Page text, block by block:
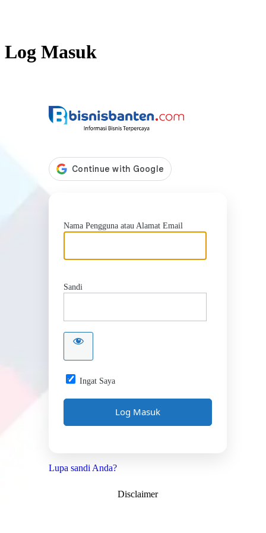
Log Masuk
Nama Pengguna atau Alamat Email
Sandi
Ingat Saya
Lupa sandi Anda?
Disclaimer